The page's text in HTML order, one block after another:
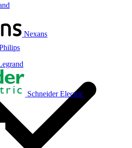
Nexans
Schneider Electric